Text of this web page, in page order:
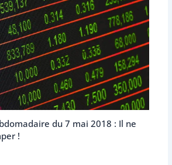
du 7 mai 2018 : Il ne
!